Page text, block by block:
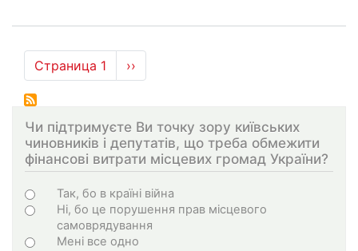
Нумерация
страниц
Страница 1
Следующая
страница
››
Чи підтримуєте Ви точку зору київських
чиновників і депутатів, що треба обмежити
фінансові витрати місцевих громад України?
Choices
Так, бо в країні війна
Ні, бо це порушення прав місцевого
самоврядування
Мені все одно